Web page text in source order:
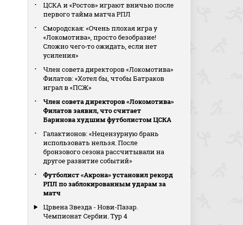
ЦСКА и «Ростов» играют вничью после
первого тайма матча РПЛ
Смородская: «Очень плохая игра у
«Локомотива», просто безобразие!
Сложно чего‑то ожидать, если нет
усиления»
Член совета директоров «Локомотива»
Филатов: «Хотел бы, чтобы Батраков
играл в «ПСЖ»
Член совета директоров «Локомотива»
Филатов заявил, что считает
Баринова худшим футболистом ЦСКА
Галактионов: «Нецензурную брань
использовать нельзя. После
бронзового сезона рассчитывали на
другое развитие событий»
Футболист «Акрона» установил рекорд
РПЛ по заблокированным ударам за
матч
Црвена Звезда - Нови-Пазар.
Чемпионат Сербии. Тур 4